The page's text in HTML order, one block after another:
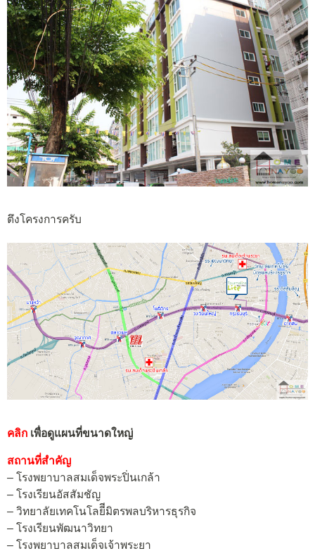
ตึงโครงการครับ
คลิก เพื่อดูแผนที่ขนาดใหญ่
สถานที่สำคัญ
– โรงพยาบาลสมเด็จพระปิ่นเกล้า
– โรงเรียนอัสสัมชัญ
– วิทยาลัยเทคโนโลยีีมิตรพลบริหารธุรกิจ
– โรงเรียนพัฒนาวิทยา
– โรงพยาบาลสมเด็จเจ้าพระยา